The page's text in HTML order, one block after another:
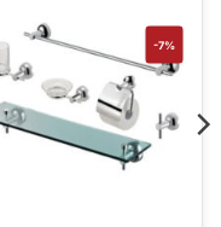
-7%